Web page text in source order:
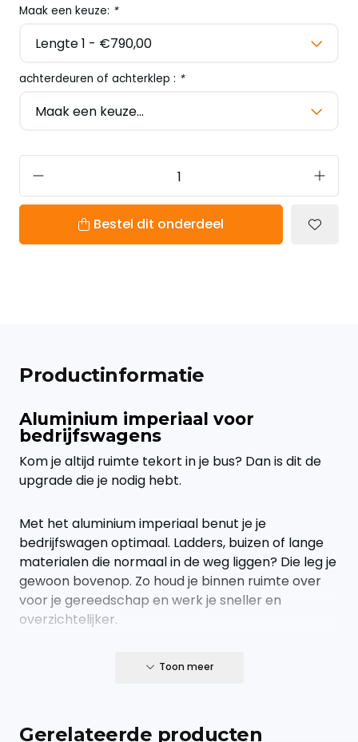
Maak een keuze: *
achterdeuren of achterklep : *
Bestel dit onderdeel
Productinformatie
Aluminium imperiaal voor
bedrijfswagens
Kom je altijd ruimte tekort in je bus? Dan is dit de
upgrade die je nodig hebt.
Met het aluminium imperiaal benut je je
bedrijfswagen optimaal. Ladders, buizen of lange
materialen die normaal in de weg liggen? Die leg je
gewoon bovenop. Zo houd je binnen ruimte over
voor je gereedschap en werk je sneller en
overzichtelijker.
Geen gedoe, gewoon een sterke oplossing die
Een imperiaal is een must
Toon meer
Gerelateerde producten